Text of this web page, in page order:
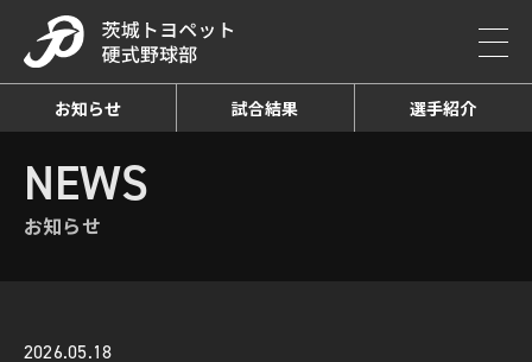
お知らせ 試合結果 選手紹介
HOME お知らせ詳細
NEWS
お知らせ
2026.05.18